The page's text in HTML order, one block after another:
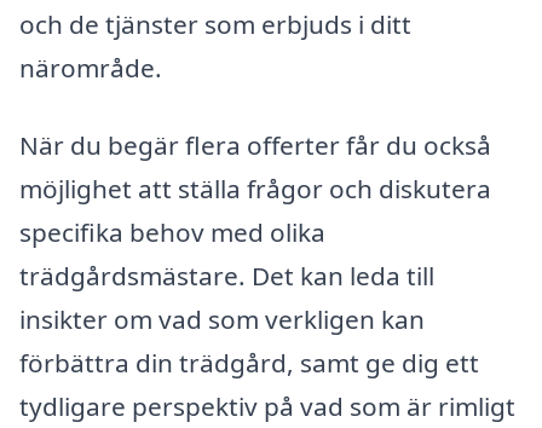
och de tjänster som erbjuds i ditt
närområde.
När du begär flera offerter får du också
möjlighet att ställa frågor och diskutera
specifika behov med olika
trädgårdsmästare. Det kan leda till
insikter om vad som verkligen kan
förbättra din trädgård, samt ge dig ett
tydligare perspektiv på vad som är rimligt